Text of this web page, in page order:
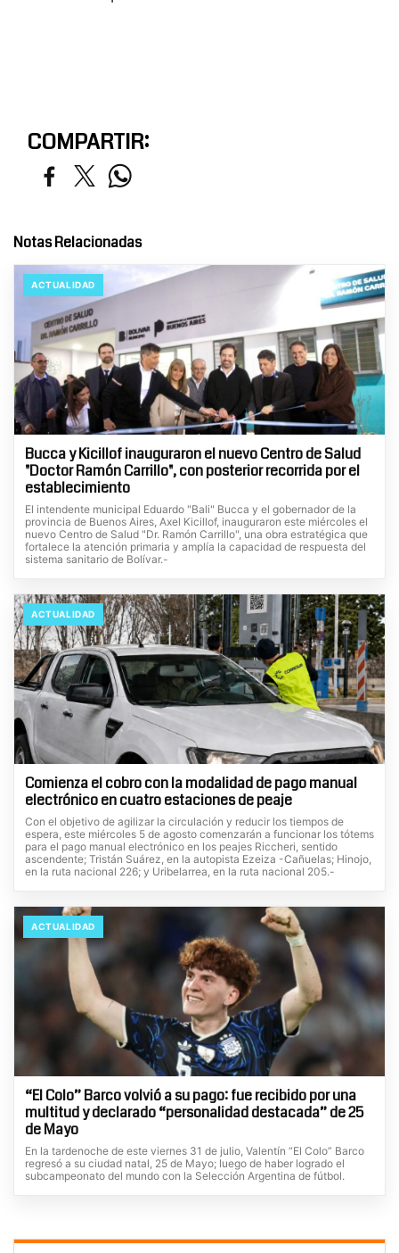
COMPARTIR:
Notas Relacionadas
ACTUALIDAD
Bucca y Kicillof inauguraron el nuevo Centro de Salud
"Doctor Ramón Carrillo", con posterior recorrida por el
establecimiento
El intendente municipal Eduardo "Bali" Bucca y el gobernador de la
provincia de Buenos Aires, Axel Kicillof, inauguraron este miércoles el
nuevo Centro de Salud "Dr. Ramón Carrillo", una obra estratégica que
fortalece la atención primaria y amplía la capacidad de respuesta del
sistema sanitario de Bolívar.-
ACTUALIDAD
Comienza el cobro con la modalidad de pago manual
electrónico en cuatro estaciones de peaje
Con el objetivo de agilizar la circulación y reducir los tiempos de
espera, este miércoles 5 de agosto comenzarán a funcionar los tótems
para el pago manual electrónico en los peajes Riccheri, sentido
ascendente; Tristán Suárez, en la autopista Ezeiza -Cañuelas; Hinojo,
en la ruta nacional 226; y Uribelarrea, en la ruta nacional 205.-
ACTUALIDAD
“El Colo” Barco volvió a su pago: fue recibido por una
multitud y declarado “personalidad destacada” de 25
de Mayo
En la tardenoche de este viernes 31 de julio, Valentín “El Colo” Barco
regresó a su ciudad natal, 25 de Mayo; luego de haber logrado el
subcampeonato del mundo con la Selección Argentina de fútbol.